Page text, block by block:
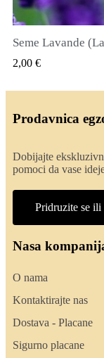
Seme Lavande
2,00 €
Prodavnica
Dobijajte
pomoci da vase
Pridruzite se ili
Nasa
O nama
Kontaktirajte nas
Dostava - Placane
Sigurno placane